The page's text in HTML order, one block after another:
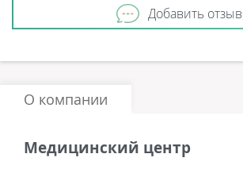
Добавить отзыв
О компании
Медицинский центр